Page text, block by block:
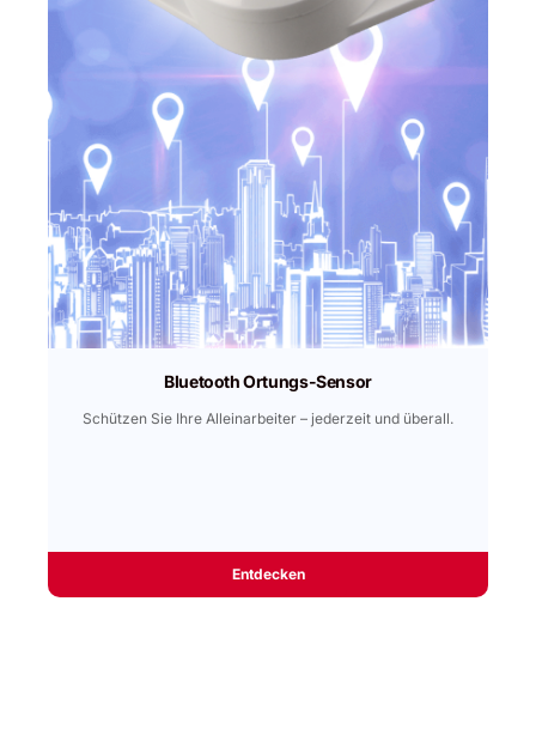
Bluetooth Ortungs-Sensor
Schützen Sie Ihre Alleinarbeiter – jederzeit und überall.
Entdecken